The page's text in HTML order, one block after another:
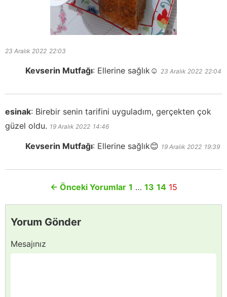
23 Aralık 2022 22:03
Kevserin Mutfağı: Ellerine sağlık☺️ 23 Aralık 2022 22:04
esinak: Birebir senin tarifini uyguladım, gerçekten çok
güzel oldu. 19 Aralık 2022 14:46
Kevserin Mutfağı: Ellerine sağlık😊 19 Aralık 2022 19:39
← Önceki Yorumlar 1 … 13 14 15
Yorum Gönder
Mesajınız